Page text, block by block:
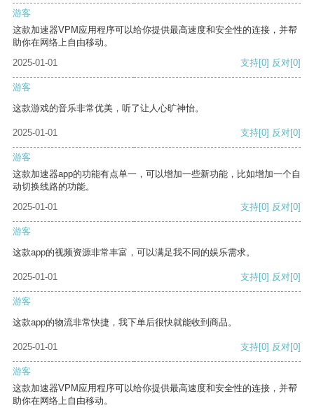
游客
这款加速器VPM应用程序可以给你提供最高速度和安全性的连接，并帮
助你在网络上自由移动。
2025-01-01
支持[0] 反对[0]
游客
这款游戏的音乐非常优美，听了让人心旷神怡。
2025-01-01 支持[0] 反对[0]
游客
这款加速器app的功能有点单一，可以增加一些新功能，比如增加一个自
动切换线路的功能。
2025-01-01
支持[0] 反对[0]
游客
这款app的视频资源非常丰富，可以满足我不同的娱乐需求。
2025-01-01 支持[0] 反对[0]
游客
这款app的物流非常快捷，我下单后很快就能收到商品。
2025-01-01 支持[0] 反对[0]
游客
这款加速器VPM应用程序可以给你提供最高速度和安全性的连接，并帮
助你在网络上自由移动。